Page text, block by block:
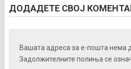
ДОДАДЕТЕ СВОЈ
Вашата адреса за е-пошта нема
Задолжителните полиња се